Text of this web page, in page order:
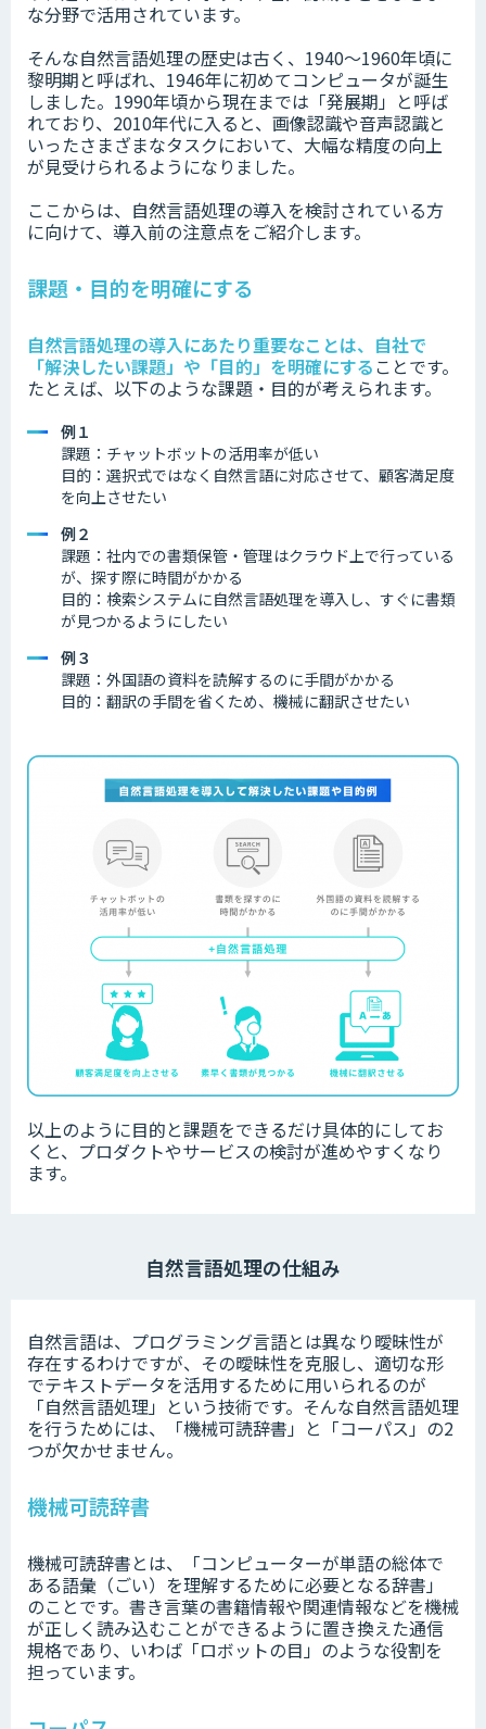
な分野で活用されています。
そんな自然言語処理の歴史は古く、1940〜1960年頃に
黎明期と呼ばれ、1946年に初めてコンピュータが誕生
しました。1990年頃から現在までは「発展期」と呼ば
れており、2010年代に入ると、画像認識や音声認識と
いったさまざまなタスクにおいて、大幅な精度の向上
が見受けられるようになりました。
ここからは、自然言語処理の導入を検討されている方
に向けて、導入前の注意点をご紹介します。
課題・目的を明確にする
自然言語処理の導入にあたり重要なことは、自社で
「解決したい課題」や「目的」を明確にする ことです。
たとえば、以下のような課題・目的が考えられます。
例１
課題：チャットボットの活用率が低い
目的：選択式ではなく自然言語に対応させて、顧客満足度
を向上させたい
例２
課題：社内での書類保管・管理はクラウド上で行っている
が、探す際に時間がかかる
目的：検索システムに自然言語処理を導入し、すぐに書類
が見つかるようにしたい
例３
課題：外国語の資料を読解するのに手間がかかる
目的：翻訳の手間を省くため、機械に翻訳させたい
以上のように目的と課題をできるだけ具体的にしてお
くと、プロダクトやサービスの検討が進めやすくなり
ます。
自然言語処理の仕組み
自然言語は、プログラミング言語とは異なり曖昧性が
存在するわけですが、その曖昧性を克服し、適切な形
でテキストデータを活用するために用いられるのが
「自然言語処理」という技術です。そんな自然言語処理
を行うためには、「機械可読辞書」と「コーパス」の2
つが欠かせません。
機械可読辞書
機械可読辞書とは、「コンピューターが単語の総体で
ある語彙（ごい）を理解するために必要となる辞書」
のことです。書き言葉の書籍情報や関連情報などを機械
が正しく読み込むことができるように置き換えた通信
規格であり、いわば「ロボットの目」のような役割を
担っています。